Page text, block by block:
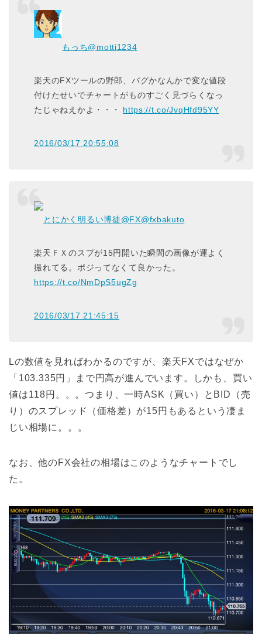
もっち@motti1234
楽天のFXツールの野郎、バグかなんかで変な値段
付けたせいでチャートがものすごく見づらくなっ
たじゃねえかよ・・・ https://t.co/JvqHfd95YY
2016/03/17 20:55:08
とにかく明るい博徒@FX@fxbakuto
楽天ＦＸのスプが15円開いた瞬間の画像が運よく
撮れてる。ポジってなくて良かった。
https://t.co/NmDpS5ugZg
2016/03/17 21:45:15
Lの数値を見ればわかるのですが、楽天FXではなぜか
「103.335円」まで円高が進んでいます。しかも、買い
値は118円。。。つまり、一時ASK（買い）とBID（売
り）のスプレッド（価格差）が15円もあるという凄ま
じい相場に。。。
なお、他のFX会社の相場はこのようなチャートでし
た。